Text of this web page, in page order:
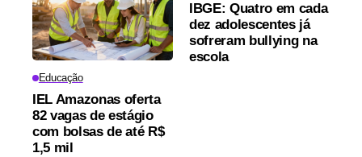
Educação
IEL Amazonas oferta
82 vagas de estágio
com bolsas de até R$
1,5 mil
IBGE: Quatro em cada
dez adolescentes já
sofreram bullying na
escola